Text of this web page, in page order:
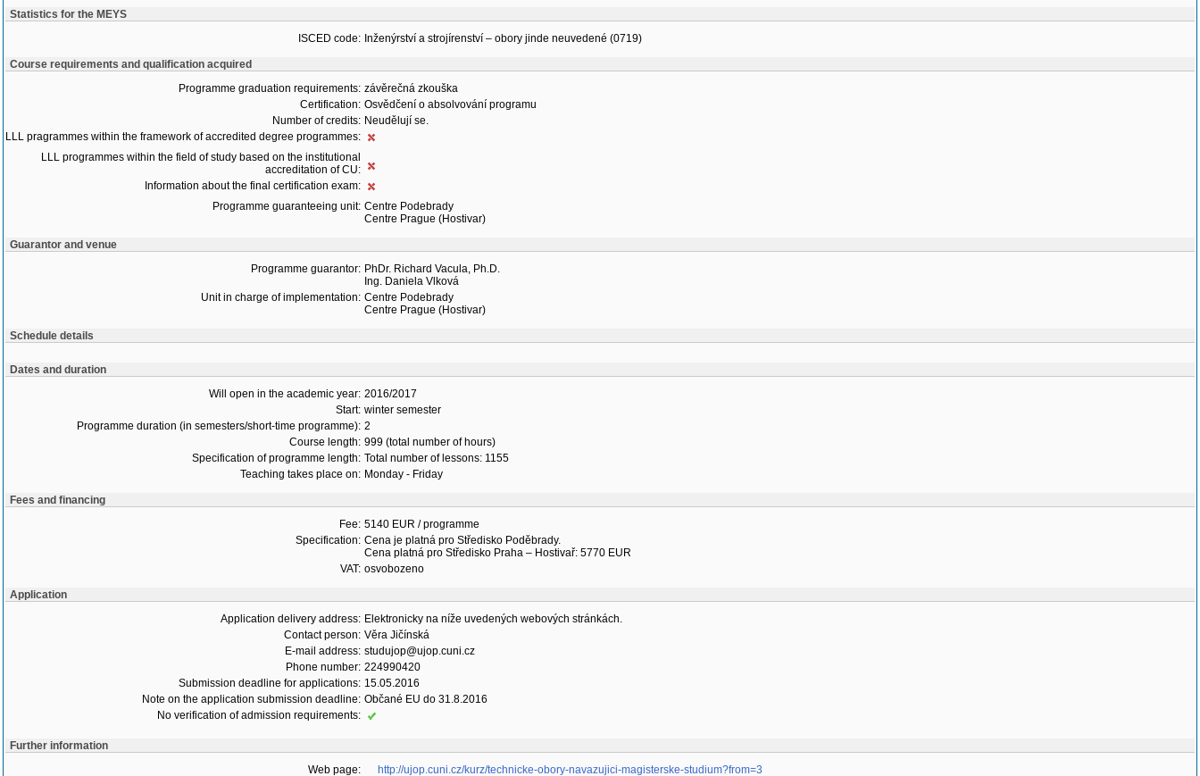
Statistics for the MEYS
ISCED code: Inženýrství a strojírenství – obory jinde neuvedené (0719)
Course requirements and qualification acquired
Programme graduation requirements: závěrečná zkouška
Certification: Osvědčení o absolvování programu
Number of credits: Neudělují se.
LLL pragrammes within the framework of accredited degree programmes:
LLL programmes within the field of study based on the institutional
accreditation of CU:
Information about the final certification exam:
Programme guaranteeing unit: Centre Podebrady
Centre Prague (Hostivar)
Guarantor and venue
Programme guarantor: PhDr. Richard Vacula, Ph.D.
Ing. Daniela Vlková
Unit in charge of implementation: Centre Podebrady
Centre Prague (Hostivar)
Schedule details
Dates and duration
Will open in the academic year: 2016/2017
Start: winter semester
Programme duration (in semesters/short-time programme): 2
Course length: 999 (total number of hours)
Specification of programme length: Total number of lessons: 1155
Teaching takes place on: Monday - Friday
Fees and financing
Fee: 5140 EUR / programme
Specification: Cena je platná pro Středisko Poděbrady.
Cena platná pro Středisko Praha – Hostivař: 5770 EUR
VAT: osvobozeno
Application
Application delivery address: Elektronicky na níže uvedených webových stránkách.
Contact person: Věra Jičínská
E-mail address: studujop@ujop.cuni.cz
Phone number: 224990420
Submission deadline for applications: 15.05.2016
Note on the application submission deadline: Občané EU do 31.8.2016
No verification of admission requirements:
Further information
Web page:
http://ujop.cuni.cz/kurz/technicke-obory-navazujici-magisterske-studium?from=3